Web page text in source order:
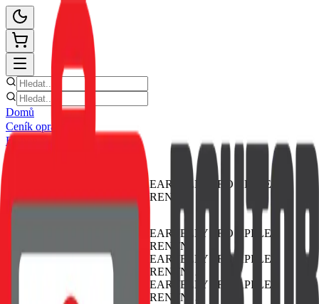
Domů
Ceník oprav
E-shop
Novinky